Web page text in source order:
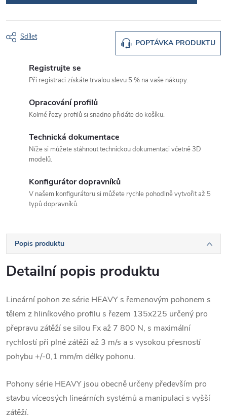
POPTÁVKA PRODUKTU
Sdílet
Registrujte se
Při registraci získáte trvalou slevu 5 % na vaše nákupy.
Opracování profilů
Kolmé řezy profilů si snadno přidáte do košíku.
Technická dokumentace
Níže si můžete stáhnout technickou dokumentaci včetně 3D
modelů.
Konfigurátor dopravníků
V našem konfigurátoru si můžete rychle pohodlně vytvořit až 5
typů dopravníků.
Popis produktu
Detailní popis produktu
Lineární pohon ze série HEAVY s řemenovým pohonem s
tělem z hliníkového profilu s řezem 135x225 určený pro
přepravu zátěží se silou Fx až 7 800 N, s maximální
rychlostí při plné zátěži až 3 m/s a s vysokou přesností
pohybu +/-0,1 mm/m délky pohonu.
Pohony série HEAVY jsou obecně určeny především pro
stavbu víceosých lineárních systémů a manipulaci s vyšší
zátěží.